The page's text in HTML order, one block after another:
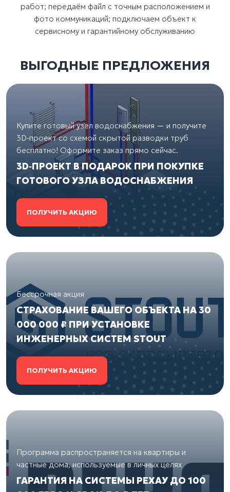
работ; передаём файл с точным расположением и
фото коммуникаций; подключаем объект к
сервисному и гарантийному обслуживанию
ВЫГОДНЫЕ ПРЕДЛОЖЕНИЯ
Купите готовый узел водоснабжения — и получите
3D‑проект со схемой скрытой разводки труб
бесплатно! Оформите заказ прямо сейчас.
3D‑ПРОЕКТ В ПОДАРОК ПРИ ПОКУПКЕ
ГОТОВОГО УЗЛА ВОДОСНАБЖЕНИЯ
ПОЛУЧИТЬ АКЦИЮ
Бессрочная акция
СТРАХОВАНИЕ ВАШЕГО ОБЪЕКТА НА 30
000 000 ₽ ПРИ УСТАНОВКЕ
ИНЖЕНЕРНЫХ СИСТЕМ STOUT
ПОЛУЧИТЬ АКЦИЮ
Программа распространяется на квартиры и
частные дома, используемые в личных целях
ГАРАНТИЯ НА СИСТЕМЫ РЕХАУ ДО 100